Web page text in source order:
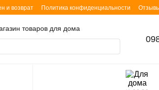
и возврат Политика конфиденциальности
товаров для дома